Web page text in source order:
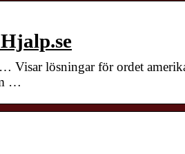
Visar lösningar för ordet
…